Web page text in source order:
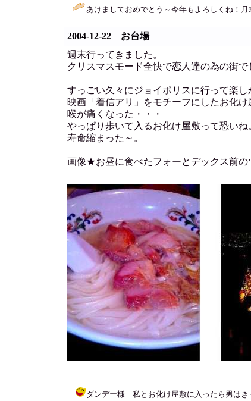
あけましておめでとう～今年もよろしくね！
2004-12-22 お台場
週末行ってきました。
クリスマスモード全快で恋人達の為の街で
すっごい久々にジョイポリスに行って楽し
映画「着信アリ」をモチーフにしたお化
喉が痛くなった・・・
やっぱり歩いて入るお化け屋敷って恐いね
寿命縮まった～。
画像★お昼に食べたフォーとデックス前の
ダンデー様 私とお化け屋敷に入ったら男はき